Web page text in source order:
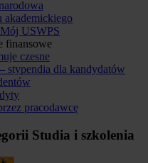
akademickiego
USWPS
finansowe
czesne
stypendia dla kandydatów
pracodawcę
Studia i szkolenia